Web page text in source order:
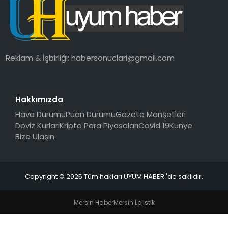
SAĞLIK
MAGAZIN
Reklam & İşbirliği:habersonuclari@gmail.com
Hakkımızda
Hava DurumuPuan DurumuGazete Manşetleri
Döviz KurlarıKripto Para PiyasalarıCovid 19Künye
Bize Ulaşın
Copyright © 2025 Tüm hakları UYUM HABER 'de saklıdır.
Mersin HaberMersin Lojistik